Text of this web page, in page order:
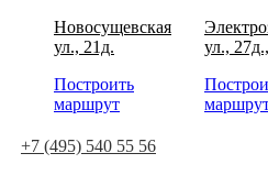
Новосущевская
ул., 21д.
Построить
маршрут
ул.,
+7 (495) 540 55 56